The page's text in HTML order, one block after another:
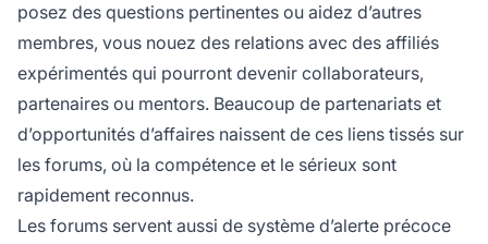
posez des questions pertinentes ou aidez d’autres
membres, vous nouez des relations avec des affiliés
expérimentés qui pourront devenir collaborateurs,
partenaires ou mentors. Beaucoup de partenariats et
d’opportunités d’affaires naissent de ces liens tissés sur
les forums, où la compétence et le sérieux sont
rapidement reconnus.
Les forums servent aussi de système d’alerte précoce